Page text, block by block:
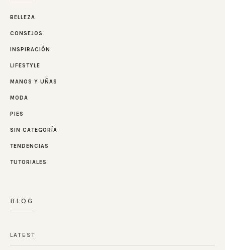
BELLEZA
CONSEJOS
INSPIRACIÓN
LIFESTYLE
MANOS Y UÑAS
MODA
PIES
SIN CATEGORÍA
TENDENCIAS
TUTORIALES
BLOG
LATEST